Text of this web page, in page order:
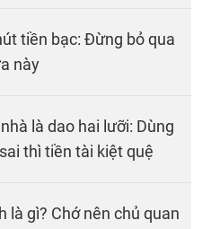
tiền bạc: Đừng bỏ qua
này
là dao hai lưỡi: Dùng
thì tiền tài kiệt quệ
là gì? Chớ nên chủ quan